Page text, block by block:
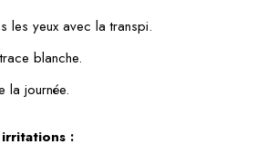
les yeux avec la transpi.
blanche.
la journée.
irritations :